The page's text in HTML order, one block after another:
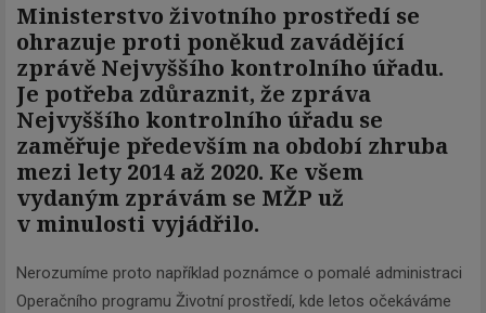
Ministerstvo životního prostředí se
ohrazuje proti poněkud zavádějící
zprávě Nejvyššího kontrolního úřadu.
Je potřeba zdůraznit, že zpráva
Nejvyššího kontrolního úřadu se
zaměřuje především na období zhruba
mezi lety 2014 až 2020. Ke všem
vydaným zprávám se MŽP už
v minulosti vyjádřilo.
Nerozumíme proto například poznámce o pomalé administraci
Operačního programu Životní prostředí, kde letos očekáváme